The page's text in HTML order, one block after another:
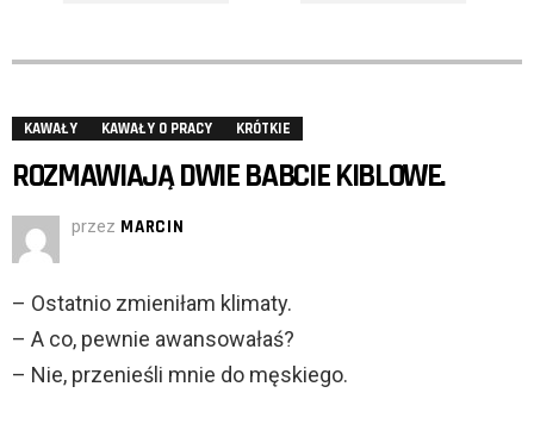
KAWAŁY KAWAŁY O PRACY KRÓTKIE
ROZMAWIAJĄ DWIE BABCIE KIBLOWE.
przez MARCIN
– Ostatnio zmieniłam klimaty.
– A co, pewnie awansowałaś?
– Nie, przenieśli mnie do męskiego.